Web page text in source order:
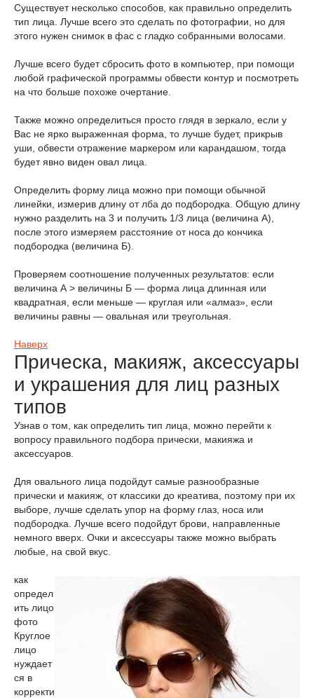
Существует несколько способов, как правильно определить
тип лица. Лучше всего это сделать по фотографии, но для
этого нужен снимок в фас с гладко собранными волосами.
Лучше всего будет сбросить фото в компьютер, при помощи
любой графической программы обвести контур и посмотреть
на что больше похоже очертание.
Также можно определиться просто глядя в зеркало, если у
Вас не ярко выраженная форма, то лучше будет, прикрыв
уши, обвести отражение маркером или карандашом, тогда
будет явно виден овал лица.
Определить форму лица можно при помощи обычной
линейки, измерив длину от лба до подбородка. Общую длину
нужно разделить на 3 и получить 1/3 лица (величина А),
после этого измеряем расстояние от носа до кончика
подбородка (величина Б).
Проверяем соотношение полученных результатов: если
величина А > величины Б — форма лица длинная или
квадратная, если меньше — круглая или «алмаз», если
величины равны — овальная или треугольная.
Наверх
Прическа, макияж, аксессуары
и украшения для лиц разных
типов
Узнав о том, как определить тип лица, можно перейти к
вопросу правильного подбора прически, макияжа и
аксессуаров.
Для овального лица подойдут самые разнообразные
прически и макияж, от классики до креатива, поэтому при их
выборе, лучше сделать упор на форму глаз, носа или
подбородка. Лучше всего подойдут брови, направленные
немного вверх. Очки и аксессуары также можно выбрать
любые, на свой вкус.
как
определ
ить лицо
фото
Круглое
лицо
нуждает
ся в
корректи